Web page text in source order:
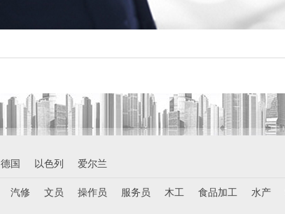
德国 以色列 爱尔兰
汽修 文员 操作员 服务员 木工 食品加工 水产